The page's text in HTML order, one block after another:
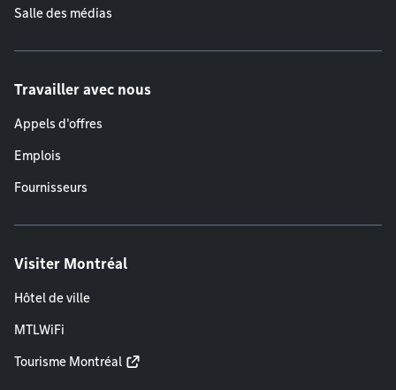
Salle des médias
Travailler avec nous
Appels d'offres
Emplois
Fournisseurs
Visiter Montréal
Hôtel de ville
MTLWiFi
Tourisme Montréal